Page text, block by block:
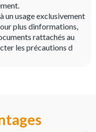
un usage exclusivement
plus dinformations,
rattachés au
les précautions d